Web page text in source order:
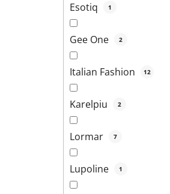
Esotiq 1
Gee One 2
Italian Fashion 12
Karelpiu 2
Lormar 7
Lupoline 1